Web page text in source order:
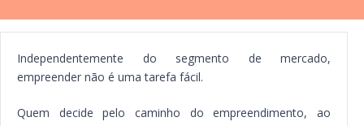
Independentemente do segmento de mercado,
empreender não é uma tarefa fácil.
Quem decide pelo caminho do empreendimento, ao